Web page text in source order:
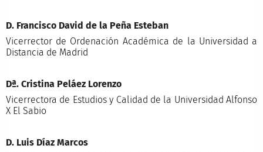
D. Francisco David de la Peña Esteban
Vicerrector de Ordenación Académica de la Universidad a
Distancia de Madrid
Dª. Cristina Peláez Lorenzo
Vicerrectora de Estudios y Calidad de la Universidad Alfonso
X El Sabio
D. Luis Díaz Marcos